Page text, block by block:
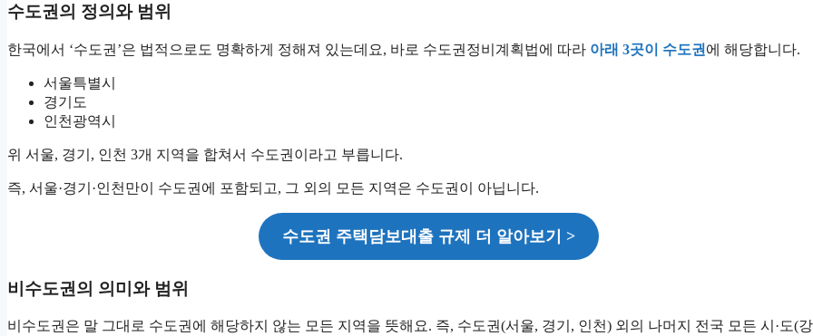
수도권의 정의와 범위
한국에서 ‘수도권’은 법적으로도 명확하게 정해져 있는데요, 바로 수도권정비계획법에 따라 아래 3곳이 수도권 에 해당합니다.
서울특별시
경기도
인천광역시
위 서울, 경기, 인천 3개 지역을 합쳐서 수도권이라고 부릅니다.
즉, 서울·경기·인천만이 수도권에 포함되고, 그 외의 모든 지역은 수도권이 아닙니다.
수도권 주택담보대출 규제 더 알아보기 >
비수도권의 의미와 범위
비수도권은 말 그대로 수도권에 해당하지 않는 모든 지역을 뜻해요. 즉, 수도권(서울, 경기, 인천) 외의 나머지 전국 모든 시·도(